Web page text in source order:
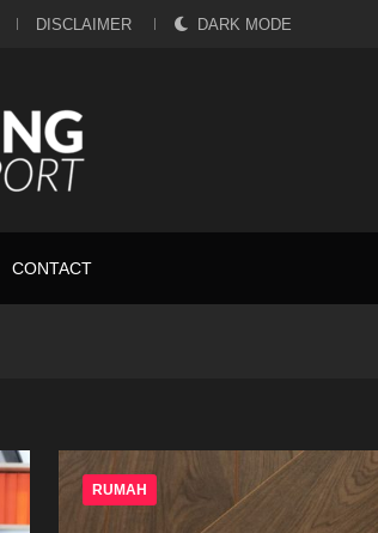
DISCLAIMER DARK MODE
CONTACT
RUMAH